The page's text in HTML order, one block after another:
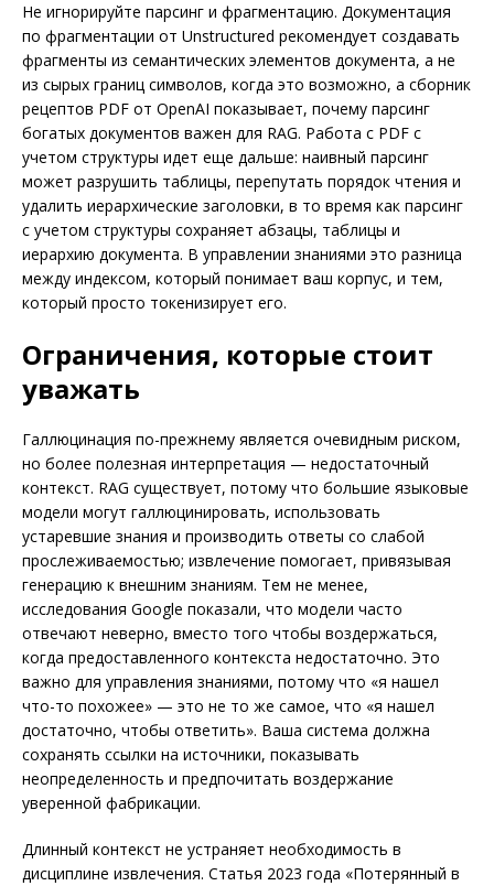
Не игнорируйте парсинг и фрагментацию. Документация
по фрагментации от Unstructured рекомендует создавать
фрагменты из семантических элементов документа, а не
из сырых границ символов, когда это возможно, а сборник
рецептов PDF от OpenAI показывает, почему парсинг
богатых документов важен для RAG. Работа с PDF с
учетом структуры идет еще дальше: наивный парсинг
может разрушить таблицы, перепутать порядок чтения и
удалить иерархические заголовки, в то время как парсинг
с учетом структуры сохраняет абзацы, таблицы и
иерархию документа. В управлении знаниями это разница
между индексом, который понимает ваш корпус, и тем,
который просто токенизирует его.
Ограничения, которые стоит
уважать
Галлюцинация по-прежнему является очевидным риском,
но более полезная интерпретация — недостаточный
контекст. RAG существует, потому что большие языковые
модели могут галлюцинировать, использовать
устаревшие знания и производить ответы со слабой
прослеживаемостью; извлечение помогает, привязывая
генерацию к внешним знаниям. Тем не менее,
исследования Google показали, что модели часто
отвечают неверно, вместо того чтобы воздержаться,
когда предоставленного контекста недостаточно. Это
важно для управления знаниями, потому что «я нашел
что-то похожее» — это не то же самое, что «я нашел
достаточно, чтобы ответить». Ваша система должна
сохранять ссылки на источники, показывать
неопределенность и предпочитать воздержание
уверенной фабрикации.
Длинный контекст не устраняет необходимость в
дисциплине извлечения. Статья 2023 года «Потерянный в